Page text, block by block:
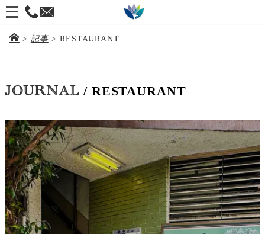
メ
を
く
> 記事> RESTAURANT
JOURNAL/ RESTAURANT